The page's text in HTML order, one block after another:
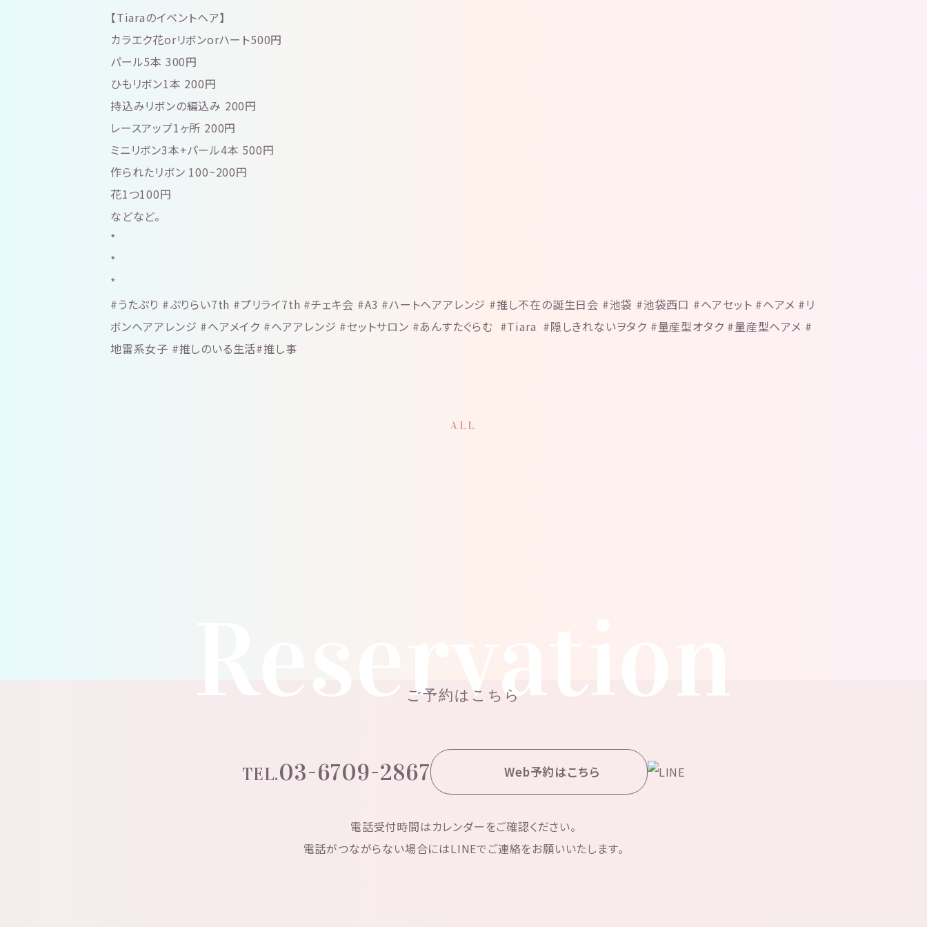
【Tiaraのイベントヘア】
カラエク花orリボンorハート500円
パール5本 300円
ひもリボン1本 200円
持込みリボンの編込み 200円
レースアップ1ヶ所 200円
ミニリボン3本+パール4本 500円
作られたリボン 100~200円
花1つ100円
などなど。
*
*
*
#うたぷり #ぷりらい7th #プリライ7th #チェキ会 #A3 #ハートヘアアレンジ #推し不在の誕生日会 #池袋 #池袋西口 #ヘアセット #ヘアメ #リ
ボンヘアアレンジ #ヘアメイク #ヘアアレンジ #セットサロン #あんすたぐらむ #Tiara #隠しきれないヲタク #量産型オタク #量産型ヘアメ #
地雷系女子 #推しのいる生活#推し事
ALL
Reservation
ご予約はこちら
TEL.03-6709-2867 Web予約はこちら
電話受付時間はカレンダーをご確認ください。
電話がつながらない場合にはLINEでご連絡をお願いいたします。